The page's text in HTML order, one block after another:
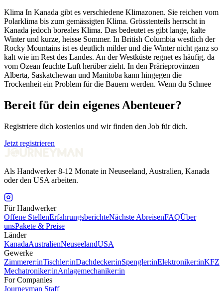
Klima In Kanada gibt es verschiedene Klimazonen. Sie reichen vom
Polarklima bis zum gemässigten Klima. Grösstenteils herrscht in
Kanada jedoch boreales Klima. Das bedeutet es gibt lange, kalte
Winter und kurze, heisse Sommer. In British Columbia westlich der
Rocky Mountains ist es deutlich milder und die Winter nicht ganz so
kalt wie im Rest des Landes. An der Westküste regnet es häufig, da
vom Ozean feuchte Luft herüber zieht. In den Prärieprovinzen
Alberta, Saskatchewan und Manitoba kann hingegen die
Trockenheit ein Problem für die Bauern werden. Wenn du Schnee
Bereit für dein eigenes Abenteuer?
Registriere dich kostenlos und wir finden den Job für dich.
Jetzt registrieren
Als Handwerker 8-12 Monate in Neuseeland, Australien, Kanada
oder den USA arbeiten.
Für Handwerker
Offene StellenErfahrungsberichteNächste AbreisenFAQÜber
unsPakete & Preise
Länder
KanadaAustralienNeuseelandUSA
Gewerke
Zimmerer:inTischler:inDachdecker:inSpengler:inElektroniker:inKFZ
Mechatroniker:inAnlagemechaniker:in
For Companies
Journeyman Staff